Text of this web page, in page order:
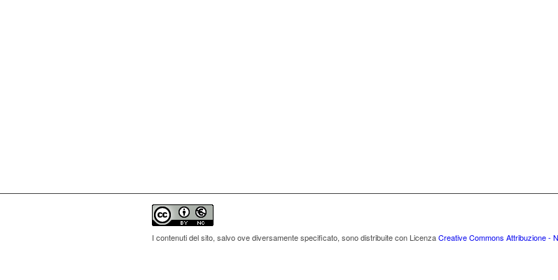
I contenuti del sito, salvo ove diversamente specificato, sono distribuite con LicenzaCreative Commons Attribuzione -